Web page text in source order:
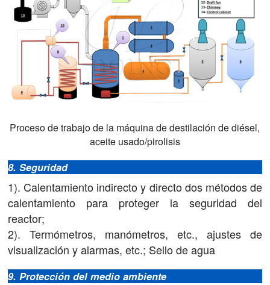
Proceso de trabajo de la máquina de destilación de diésel,
aceite usado/pirolisis
8. Seguridad
1). Calentamiento indirecto y directo dos métodos de
calentamiento para proteger la seguridad del
reactor;
2). Termómetros, manómetros, etc., ajustes de
visualización y alarmas, etc.; Sello de agua
9. Protección del medio ambiente